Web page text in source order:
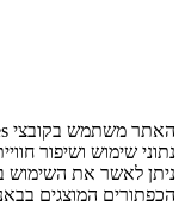
נתוני שימוש ושיפור
הכפתורים המוצגים